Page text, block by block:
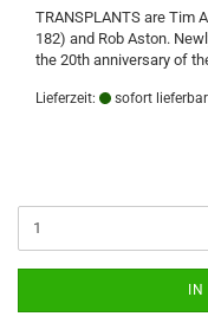
TRANSPLANTS are Tim
182) and Rob Aston.
the 20th anniversary of
Lieferzeit: sofort lieferbar
IN